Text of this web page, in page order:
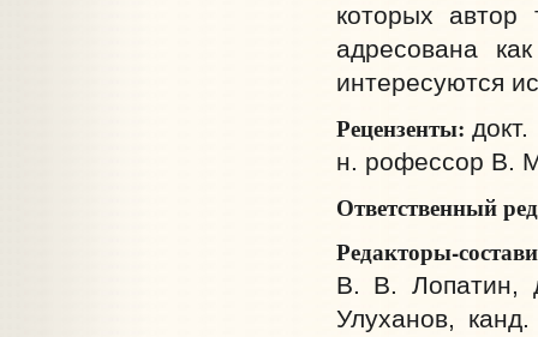
которых автор
адресована
интересуются
Рецензенты:
н. рофессор В.
Ответственный
Редакторы-
В. В. Лопатин,
Улуханов,